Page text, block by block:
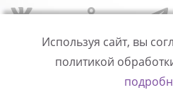
Политика
Используя сайт, вы
политикой